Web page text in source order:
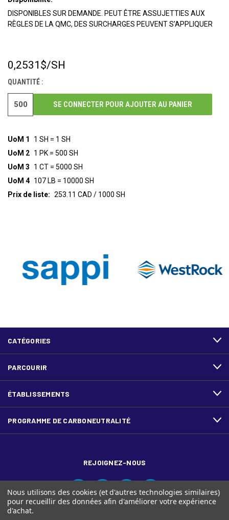
DISPONIBLES SUR DEMANDE. PEUT ÊTRE ASSUJETTIES AUX
RÈGLES DE LA QMC, DES SURCHARGES PEUVENT S’APPLIQUER
STOCK
0,2531$/SH
QUANTITÉ :
SE CONNECTER POUR AJOUTER AU PANIER
UoM 1
1 SH = 1 SH
UoM 2 1 PK = 500 SH
UoM 3
1 CT = 5000 SH
UoM 4 107 LB = 10000 SH
Prix de liste: 253.11 CAD / 1000 SH
CATÉGORIES
PARCOURIR
ÉTABLISSEMENTS
PROGRAMME DE CARBONEUTRALITÉ
REJOIGNEZ-NOUS
Nous utilisons des cookies (et d'autres technologies similaires)
pour recueillir des données afin d'améliorer votre expérience
d'achat.